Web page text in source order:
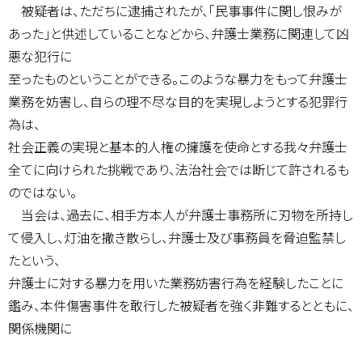
被疑者は、ただちに逮捕されたが、「民事事件に関し恨みが
あった」と供述していることなどから、弁護士業務に関連して凶
悪な犯行に
至ったものということができる。このような暴力をもって弁護士
業務を妨害し、自らの理不尽な目的を実現しようとする犯罪行
為は、
社会正義の実現と基本的人権の擁護を使命とする我々弁護士
全てに向けられた挑戦であり、法治社会では断じて許されるも
のではない。
当会は、過去に、相手方本人が弁護士事務所に刃物を所持し
て侵入し、灯油を撒き散らし、弁護士及び事務員を脅迫監禁し
たという、
弁護士に対する暴力を用いた業務妨害行為を経験したことに
鑑み、本件傷害事件を敢行した被疑者を強く非難するとともに、
関係機関に